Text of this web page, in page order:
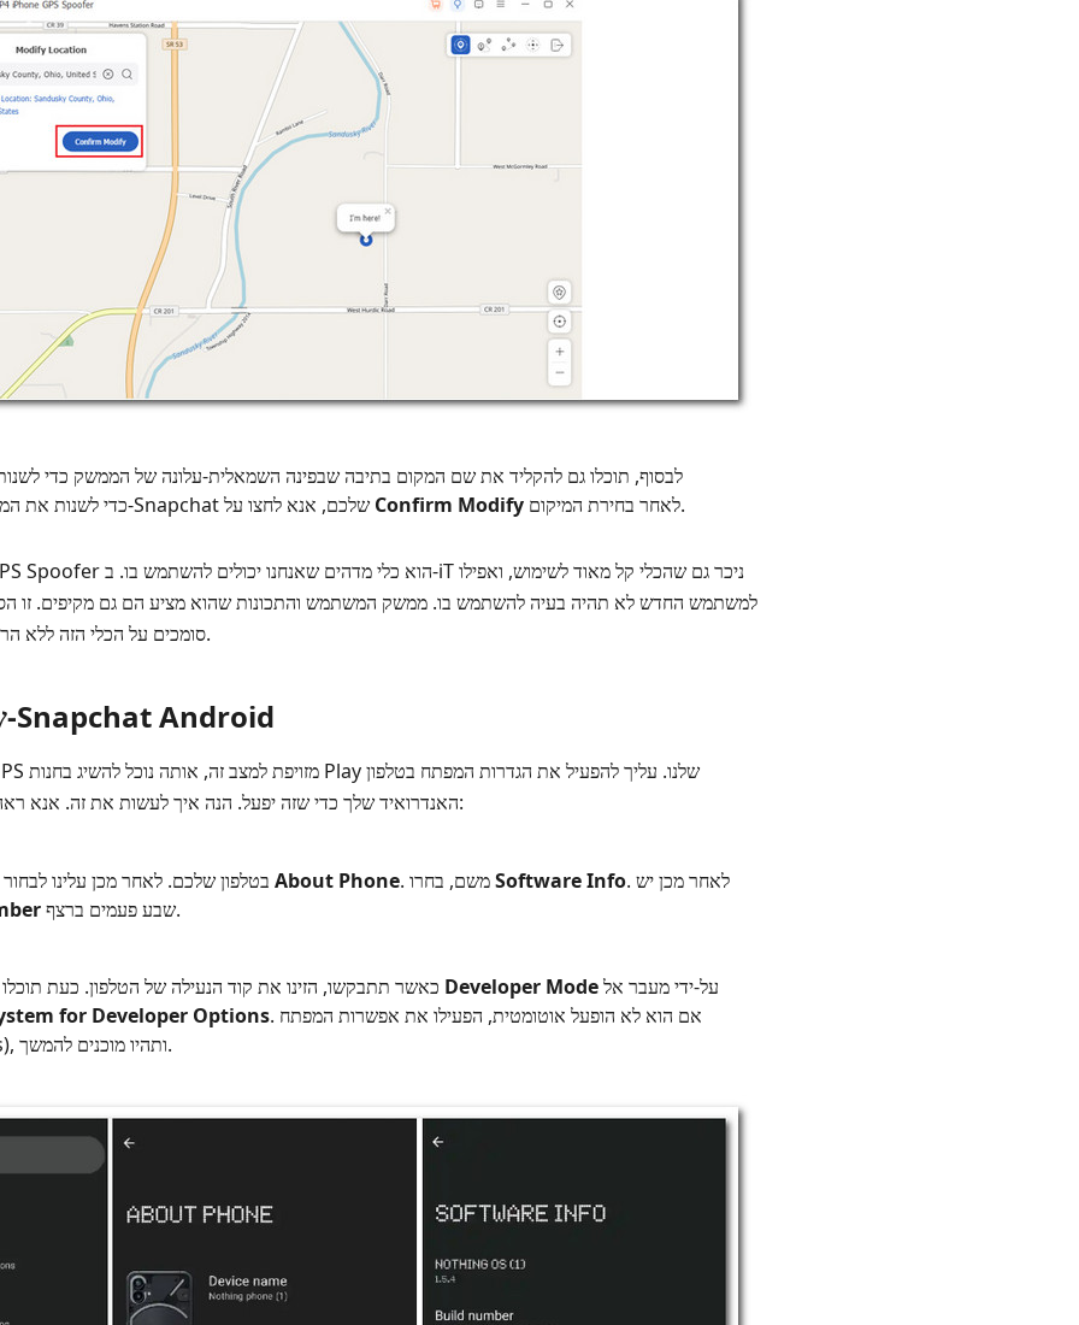
לבסוף, תוכלו גם להקליד את שם המקום בתיבה שבפינה השמאלית‑עלונה של הממשק כדי
Confirm Modify לאחר בחירת המיקום.
למשתמש החדש לא תהיה בעיה להשתמש בו. ממשק המשתמש והתכונות שהוא מציע הם גם מקיפים. זו
סומכים על הכלי הזה ללא הרף, וגם אתה יכול להיות אחד מהם.
שיטה 2. שנה מיקום ב-Snapchat Android
האנדרואיד שלך כדי שזה יפעל. הנה איך לעשות את זה. אנא ראה את הצעדים שעלינו לנקוט להלן:
About Phone Software Info. לאחר מכן יש
שבע פעמים ברצף.
Developer Modeעל‑ידי מעבר אל
for Developer Options. אם הוא לא הופעל אוטומטית, הפעילו את אפשרות המפתח
(Developer options), ותהיו מוכנים להמשך.